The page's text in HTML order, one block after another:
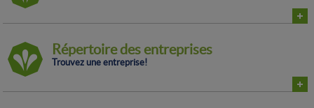
Répertoire des entreprises
Trouvez une entreprise!